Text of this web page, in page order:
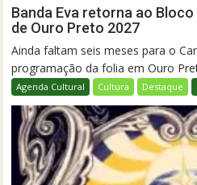
Banda Eva retorna ao Bloco
de Ouro Preto 2027
Ainda faltam seis meses para o
programação da folia em Ouro
Agenda Cultural Cultura Destaque